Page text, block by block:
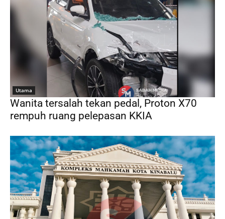
Utama
Wanita tersalah tekan pedal, Proton X70
rempuh ruang pelepasan KKIA